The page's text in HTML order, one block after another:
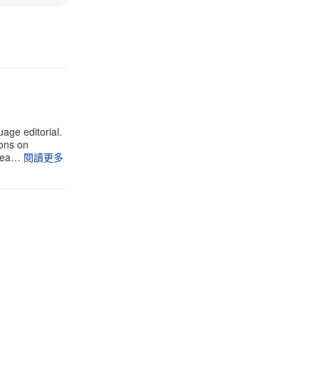
editorial.
on
閱讀更多